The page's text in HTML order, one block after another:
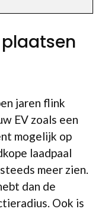
jaren flink
EV zoals een
mogelijk op
laadpaal
meer zien.
dan de
Ook is